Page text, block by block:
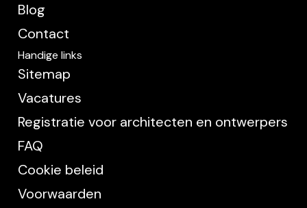
Blog
Contact
Handige links
Sitemap
Vacatures
Registratie voor architecten en ontwerpers
FAQ
Cookie beleid
Voorwaarden